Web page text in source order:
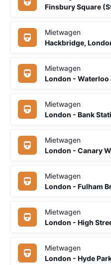
Finsbury Square
Mietwagen
Hackbridge,
Mietwagen
London - Waterloo
Mietwagen
London - Bank
Mietwagen
London - Canary
Mietwagen
London - Fulham
Mietwagen
London - High
Mietwagen
London - Hyde